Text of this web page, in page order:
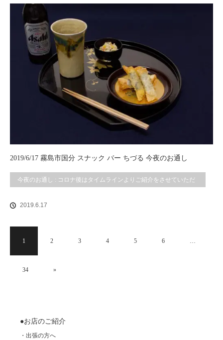
2019/6/17 霧島市国分 スナック バー ちづる 今夜のお通し
今夜のお通し : コロナ後はタイムラインよりご紹介をさせていただ
2019.6.17
1 2 3 4 5 6 …
34 »
●お店のご紹介
・出張の方へ